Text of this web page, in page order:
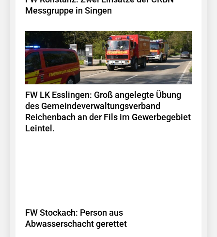
Messgruppe in Singen
FW LK Esslingen: Groß angelegte Übung
des Gemeindeverwaltungsverband
Reichenbach an der Fils im Gewerbegebiet
Leintel.
FW Stockach: Person aus
Abwasserschacht gerettet